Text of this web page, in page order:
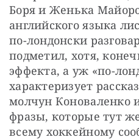
Боря и Женька
английского языка
по-лондонски
подметил, хотя,
эффекта, а уж «по-
характеризует
молчун Коноваленко
фразы, которые тут
всему хоккейному